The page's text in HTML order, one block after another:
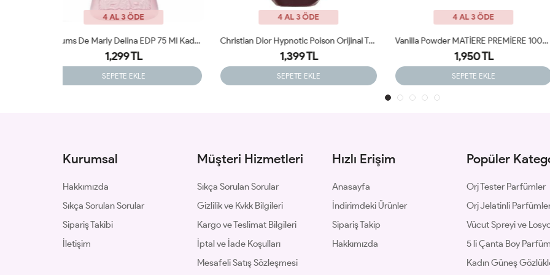
4 AL 3 ÖDE
Christian Dior Hypnotic Poison Orijinal Tester 100ml Edp Kadın Tester Parfüm
1,399 TL
SEPETE EKLE
4 AL 3 ÖDE
Vanilla Powder MATİERE PREMİERE 100ml Tester
1,950 TL
SEPETE EKLE
4 AL 3 ÖDE
1,399 TL
SEPETE EKLE
Kurumsal
Hakkımızda
Sıkça Sorulan Sorular
Sipariş Takibi
İletişim
Müşteri Hizmetleri
Sıkça Sorulan Sorular
Gizlilik ve Kvkk Bilgileri
Kargo ve Teslimat Bilgileri
İptal ve İade Koşulları
Mesafeli Satış Sözleşmesi
Hızlı Erişim
Anasayfa
İndirimdeki Ürünler
Sipariş Takip
Hakkımızda
Popüler
Orj Tester Parfümler
Orj Jelatinli
Vücut Spreyi ve
5 li Çanta Boy Parfüm
Kadın Güneş